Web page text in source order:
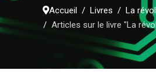
Accueil Livres
La
Articles sur le livre "La